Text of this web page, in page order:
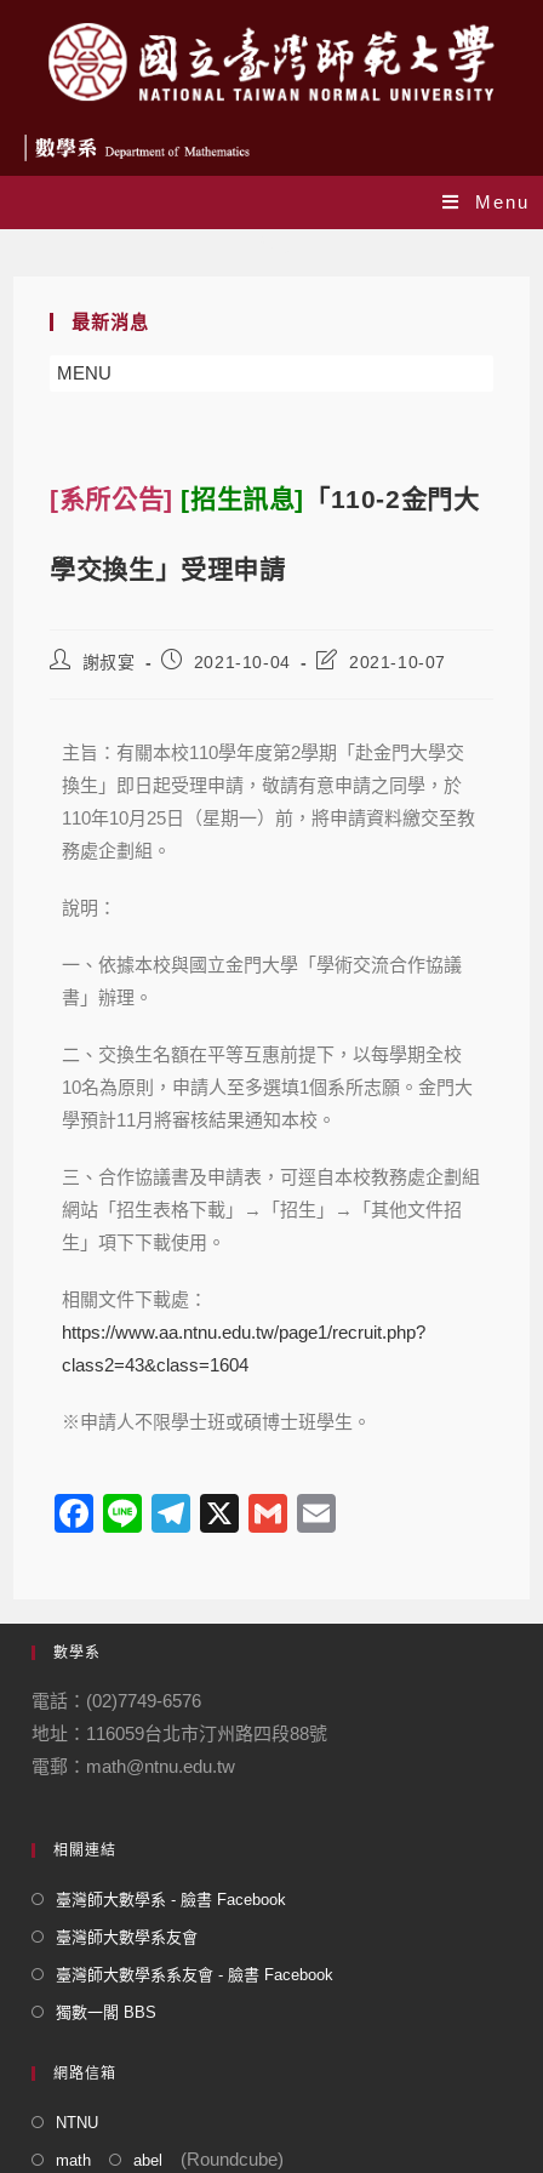
Menu
最新消息
MENU
[系所公告] [招生訊息] 「110-2金門大
學交換生」受理申請
謝叔宴 2021-10-04 2021-10-07
主旨：有關本校110學年度第2學期「赴金門大學交
換生」即日起受理申請，敬請有意申請之同學，於
110年10月25日（星期一）前，將申請資料繳交至教
務處企劃組。
說明：
一、依據本校與國立金門大學「學術交流合作協議
書」辦理。
二、交換生名額在平等互惠前提下，以每學期全校
10名為原則，申請人至多選填1個系所志願。金門大
學預計11月將審核結果通知本校。
三、合作協議書及申請表，可逕自本校教務處企劃組
網站「招生表格下載」→「招生」→「其他文件招
生」項下下載使用。
相關文件下載處：
https://www.aa.ntnu.edu.tw/page1/recruit.php?
class2=43&class=1604
※申請人不限學士班或碩博士班學生。
F
e
b
o
o
k
Li
T
gr
m
X
G
數學系
電話：(02)7749-6576
地址：116059台北市汀州路四段88號
電郵：math@ntnu.edu.tw
相關連結
臺灣師大數學系 - 臉書 Facebook
臺灣師大數學系友會
臺灣師大數學系系友會 - 臉書 Facebook
獨數一閣 BBS
網路信箱
NTNU
math abel (Roundcube)